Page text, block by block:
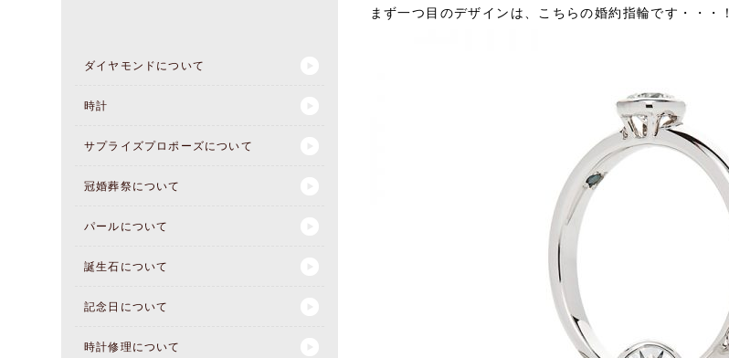
ダイヤモンドについて
時計
サプライズプロポーズについて
冠婚葬祭について
パールについて
誕生石について
記念日について
時計修理について
まず一つ目のデザインは、こちらの婚約指輪です・・・！